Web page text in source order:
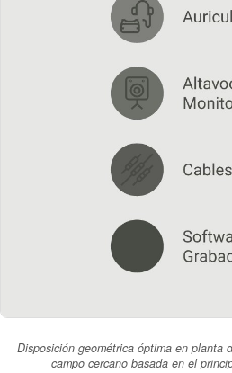
Disposición geométrica óptima en planta
campo cercano basada en el